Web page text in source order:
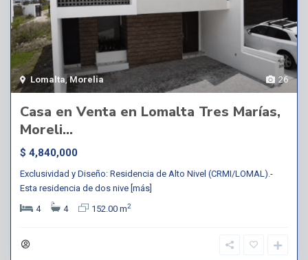
26
Lomalta ,Morelia
Casa en Venta en Lomalta Tres Marías,
Moreli...
$ 4,840,000
Exclusividad y Diseño: Residencia de Alto Nivel (CRMI/LOMAL).-
Esta residencia de dos nive [más]
4
4 152.00 m2